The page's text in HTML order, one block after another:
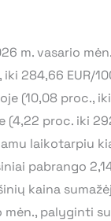
m. vasario
iki 284,66
(10,08 proc.,
(4,22 proc. iki
laikotarpiu
pabrango
kaina
palyginti